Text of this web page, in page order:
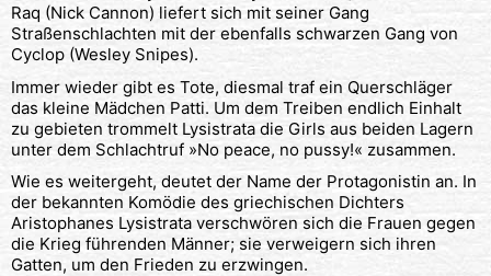
Raq (Nick Cannon) liefert sich mit seiner Gang
Straßenschlachten mit der ebenfalls schwarzen Gang von
Cyclop (Wesley Snipes).
Immer wieder gibt es Tote, diesmal traf ein Querschläger
das kleine Mädchen Patti. Um dem Treiben endlich Einhalt
zu gebieten trommelt Lysistrata die Girls aus beiden Lagern
unter dem Schlachtruf »No peace, no pussy!« zusammen.
Wie es weitergeht, deutet der Name der Protagonistin an. In
der bekannten Komödie des griechischen Dichters
Aristophanes Lysistrata verschwören sich die Frauen gegen
die Krieg führenden Männer; sie verweigern sich ihren
Gatten, um den Frieden zu erzwingen.